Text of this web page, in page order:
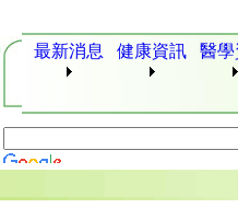
最新消息 健康資訊 醫